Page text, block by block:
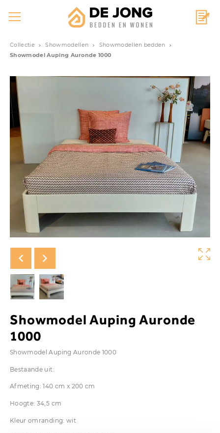
Collectie Showmodellen
Showmodellen bedden
Showmodel Auping Auronde 1000
Showmodel Auping Auronde
1000
Showmodel Auping Auronde 1000
Bestaande uit:
Afmeting: 140 cm x 200 cm
Hoogte: 34,5 cm
Kleur omranding: wit